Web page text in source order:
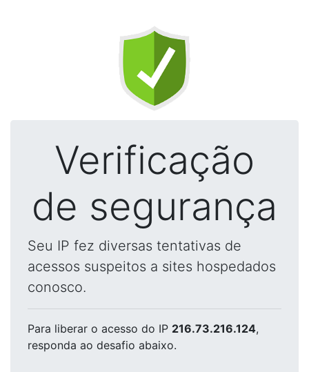
Verificação
de segurança
Seu IP fez diversas tentativas de
acessos suspeitos a sites hospedados
conosco.
Para liberar o acesso do IP 216.73.216.124,
responda ao desafio abaixo.